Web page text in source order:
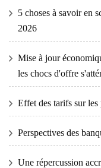
5 choses à savoir en
2026
Mise à jour
les chocs d'offre
Effet des tarifs sur les
Perspectives des
Une répercussion